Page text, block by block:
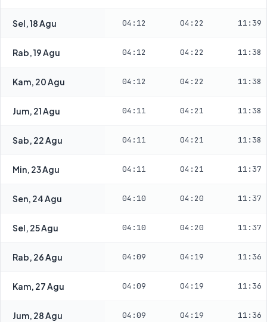
Sel, 18 Agu 04:12 04:22 11:39
Rab, 19 Agu 04:12 04:22 11:38
Kam, 20 Agu 04:12 04:22 11:38
Jum, 21 Agu 04:11 04:21 11:38
Sab, 22 Agu 04:11 04:21 11:38
Min, 23 Agu 04:11 04:21 11:37
Sen, 24 Agu 04:10 04:20 11:37
Sel, 25 Agu 04:10 04:20 11:37
Rab, 26 Agu 04:09 04:19 11:36
Kam, 27 Agu 04:09 04:19 11:36
Jum, 28 Agu 04:09 04:19 11:36